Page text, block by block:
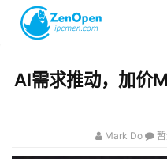
科技
心理
注册
AI需求推动，加价
Mark Do